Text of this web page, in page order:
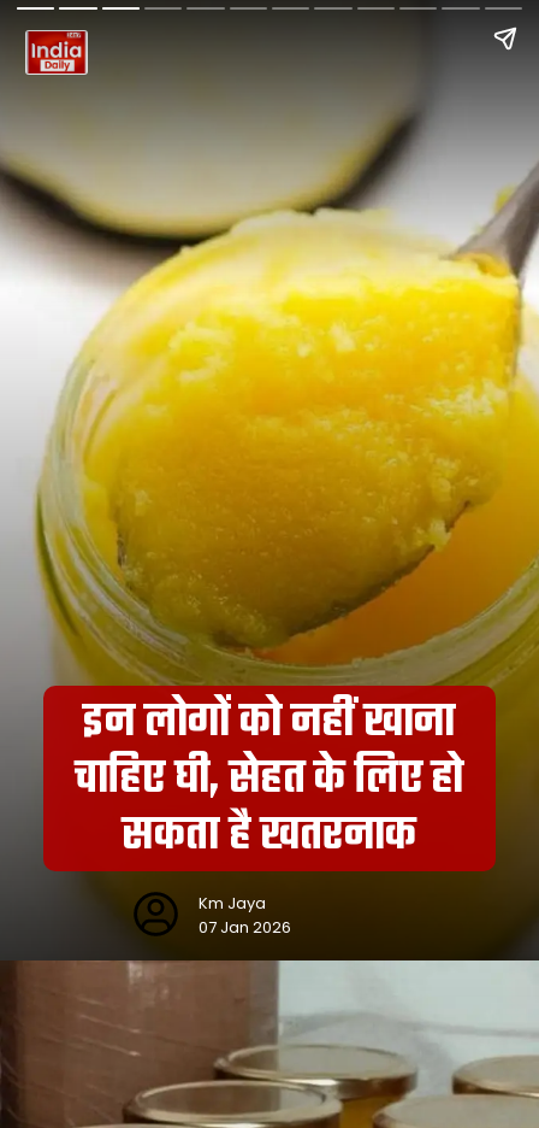
इन लोगों को नहीं खाना
चाहिए घी, सेहत के लिए हो
सकता है खतरनाक
Km Jaya
07 Jan 2026